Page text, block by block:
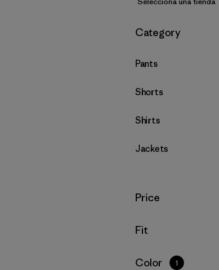
Filtrar por
Category
Pants
Shorts
Shirts
Jackets
Filtrar por
Price
Filtrar por
Fit
Filtrar por
Color 1